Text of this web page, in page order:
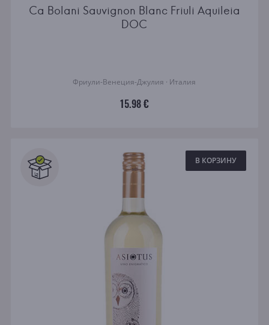
Ca Bolani Sauvignon Blanc Friuli Aquileia
DOC
Фриули-Венеция-Джулия · Италия
15.98 €
В КОРЗИНУ